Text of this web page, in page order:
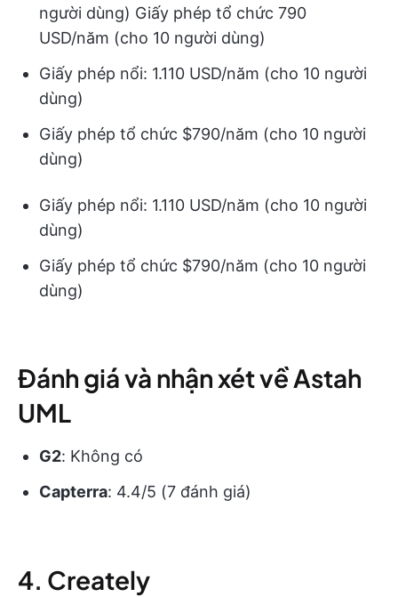
người dùng) Giấy phép tổ chức 790
USD/năm (cho 10 người dùng)
Giấy phép nổi: 1.110 USD/năm (cho 10 người
dùng)
Giấy phép tổ chức $790/năm (cho 10 người
dùng)
Giấy phép nổi: 1.110 USD/năm (cho 10 người
dùng)
Giấy phép tổ chức $790/năm (cho 10 người
dùng)
Đánh giá và nhận xét về Astah
UML
G2: Không có
Capterra: 4.4/5 (7 đánh giá)
4. Creately